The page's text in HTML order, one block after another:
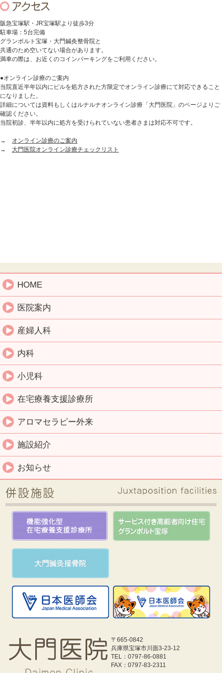
阪急宝塚駅・JR宝塚駅より徒歩3分
駐車場：5台完備
グランポルト宝塚・大門鍼灸整骨院と
共通のため空いてない場合があります。
満車の際は、お近くのコインパーキングをご利用ください。
●オンライン診療のご案内
当院直近半年以内にピルを処方された方限定でオンライン診療にて対応できること
になりました。
詳細については資料もしくはルナルナオンライン診療「大門医院」のページよりご
確認ください。
当院初診、半年以内に処方を受けられていない患者さまは対応不可です。
→ オンライン診療のご案内
→ 大門医院オンライン診療チェックリスト
HOME
医院案内
産婦人科
内科
小児科
在宅療養支援診療所
アロマセラピー外来
施設紹介
お知らせ
〒665-0842
兵庫県宝塚市川面3-23-12
TEL：0797-86-0881
FAX：0797-83-2311